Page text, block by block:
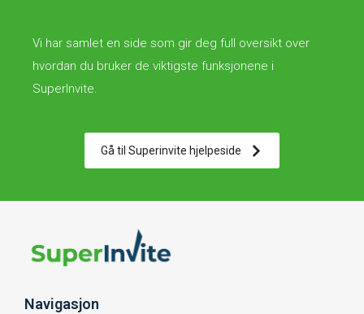
Vi har samlet en side som gir deg full oversikt over
hvordan du bruker de viktigste funksjonene i
SuperInvite.
Gå til Superinvite hjelpeside
Navigasjon